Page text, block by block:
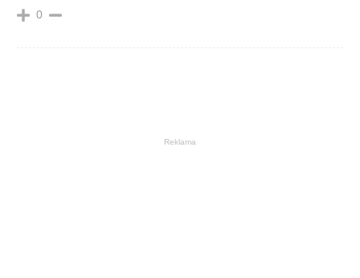
0
Reklama